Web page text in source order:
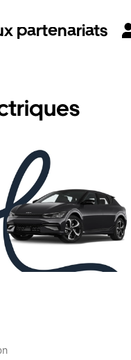
partenariats